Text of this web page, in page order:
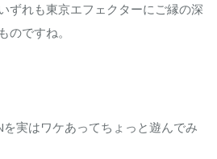
ずれも東京エフェクターにご縁の深
のですね。
実はワケあってちょっと遊んでみ